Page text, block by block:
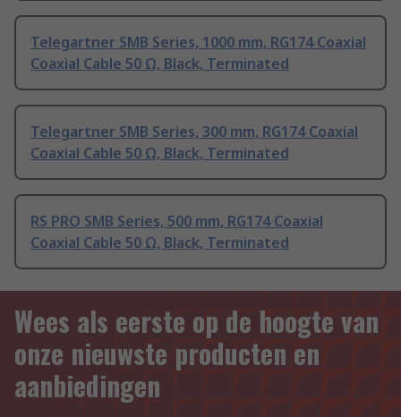
Telegartner SMB Series, 1000 mm, RG174 Coaxial
Coaxial Cable 50 Ω, Black, Terminated
Telegartner SMB Series, 300 mm, RG174 Coaxial
Coaxial Cable 50 Ω, Black, Terminated
RS PRO SMB Series, 500 mm, RG174 Coaxial
Coaxial Cable 50 Ω, Black, Terminated
Wees als eerste op de hoogte van
onze nieuwste producten en
aanbiedingen